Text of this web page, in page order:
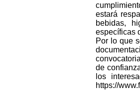
estará
bebidas,
específicas
Por lo que
de
los
https://